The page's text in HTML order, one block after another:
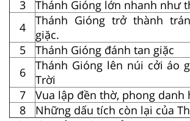
3
Thánh Gióng lớn nhanh như
4
Thánh Gióng trở thành
giặc.
5
Thánh Gióng đánh tan giặc
6
Thánh Gióng lên núi cởi áo
Trời
7
Vua lập đền thờ, phong danh
8
Những dấu tích còn lại của